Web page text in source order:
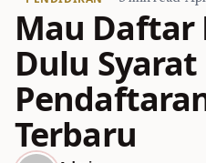
Mau Daftar
Dulu Syarat
Terbaru